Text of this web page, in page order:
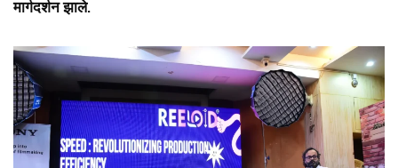
मार्गदर्शन झाले.